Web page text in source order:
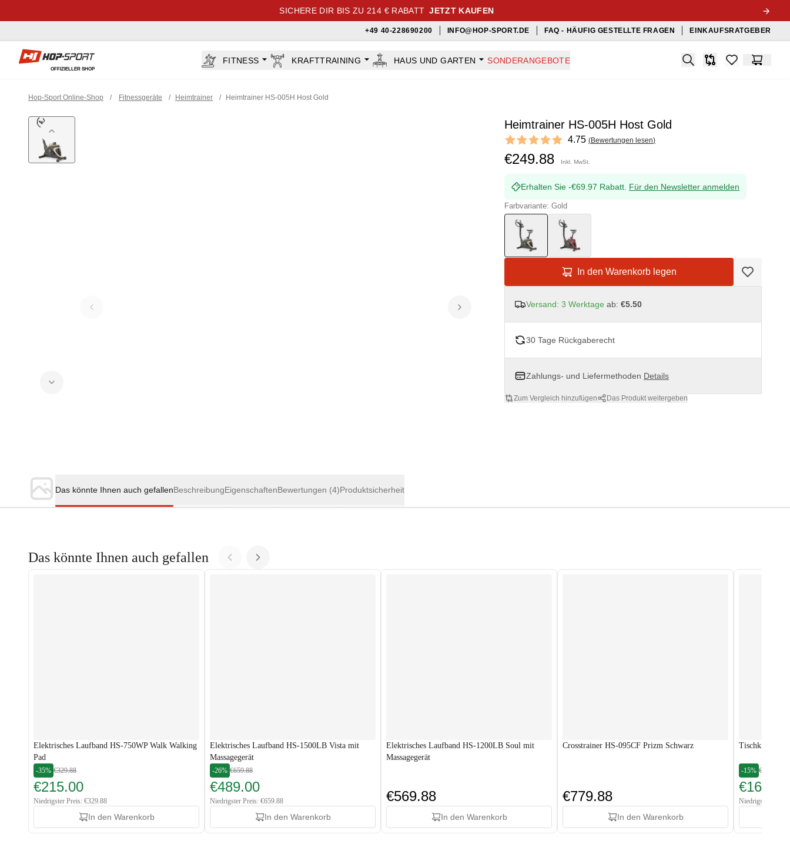
SICHERE DIR BIS ZU 214 € RABATT JETZT KAUFEN
+49 40-228690200 INFO@HOP-SPORT.DE FAQ - HÄUFIG GESTELLTE FRAGEN EINKAUFSRATGEBER
Hop-sport.at
OFFIZIELLER SHOP
FITNESS KRAFTTRAINING HAUS UND GARTEN SONDERANGEBOTE Search
Produkt-items in
Hop-Sport Online-Shop / Fitnessgeräte / Heimtrainer / Heimtrainer HS-005H Host Gold
Heimtrainer HS-005H Host Gold
Reviews
4.75 out of 5 stars 4.75 (Bewertungen lesen)
€249.88 Inkl. MwSt.
Erhalten Sie -€69.97 Rabatt. Für den Newsletter anmelden
Farbvariante: Gold
In den Warenkorb legen
Versand: 3 Werktage ab: €5.50
30 Tage Rückgaberecht
Zahlungs- und Liefermethoden Details
Zum Vergleich hinzufügen Das Produkt weitergeben
Das könnte Ihnen auch gefallenBeschreibungEigenschaftenBewertungen (4)Produktsicherheit
Das könnte Ihnen auch gefallen
Elektrisches Laufband HS-750WP Walk Walking
Pad
-35% €329.88
€215.00
Niedrigster Preis: €329.88
In den Warenkorb
Elektrisches Laufband HS-1500LB Vista mit
Massagegerät
-26% €659.88
€489.00
Niedrigster Preis: €659.88
In den Warenkorb
Elektrisches Laufband HS-1200LB Soul mit
Massagegerät
€569.88
In den Warenkorb
Crosstrainer HS-095CF Prizm Schwarz
€779.88
In den Warenkorb
Tischkicker
-15% €189.88
€161.40
Niedrigster Preis: